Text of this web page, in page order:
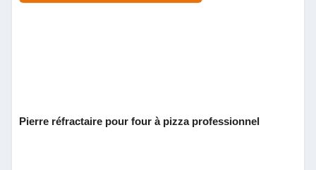
Pierre réfractaire pour four à pizza professionnel